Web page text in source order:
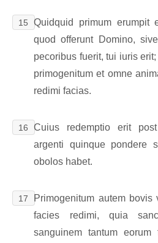
15
Quidquid primum erumpit
quod offerunt Domino,
pecoribus fuerit, tui iuris
primogenitum et omne
redimi facias.
16
Cuius redemptio erit
argenti quinque pondere
obolos habet.
17
Primogenitum autem
facies redimi, quia
sanguinem tantum